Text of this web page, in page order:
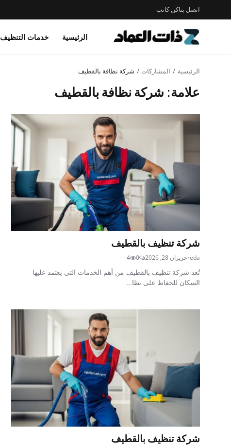
اتصل بناكن كاتب
الرئيسية خدمات التنظيف
الرئيسية المشاركات شركة نظافة بالقطيف
علامة: شركة نظافة بالقطيف
شركة تنظيف بالقطيف
redaحزيران 28, 2026 0
4
تُعد شركة تنظيف بالقطيف من أهم الخدمات التي يعتمد عليها
السكان للحفاظ على نظا...
شركة تنظيف بالقطيف